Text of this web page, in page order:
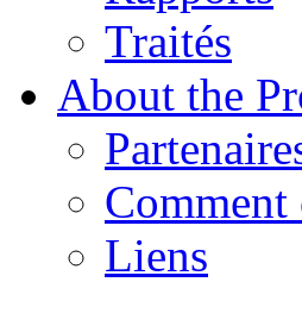
Traités
About the
Liens